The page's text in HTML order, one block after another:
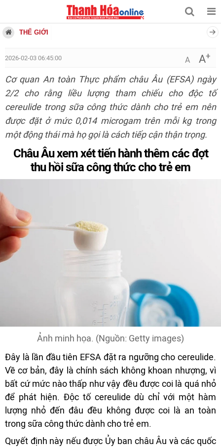
THẾ GIỚI
2026-02-03 06:45:00 A A+
Cơ quan An toàn Thực phẩm châu Âu (EFSA) ngày
2/2 cho rằng liều lượng tham chiếu cho độc tố
cereulide trong sữa công thức dành cho trẻ em nên
được đặt ở mức 0,014 microgam trên mỗi kg trong
một động thái mà họ gọi là cách tiếp cận thận trọng.
Châu Âu xem xét tiến hành thêm các đợt
thu hồi sữa công thức cho trẻ em
Ảnh minh họa. (Nguồn: Getty images)
Đây là lần đầu tiên EFSA đặt ra ngưỡng cho cereulide.
Về cơ bản, đây là chính sách không khoan nhượng, vì
bất cứ mức nào thấp như vậy đều được coi là quá nhỏ
để phát hiện. Độc tố cereulide dù chỉ với một hàm
lượng nhỏ đến đâu đều không được coi là an toàn
trong sữa công thức dành cho trẻ em.
Quyết định này nếu được Ủy ban châu Âu và các quốc